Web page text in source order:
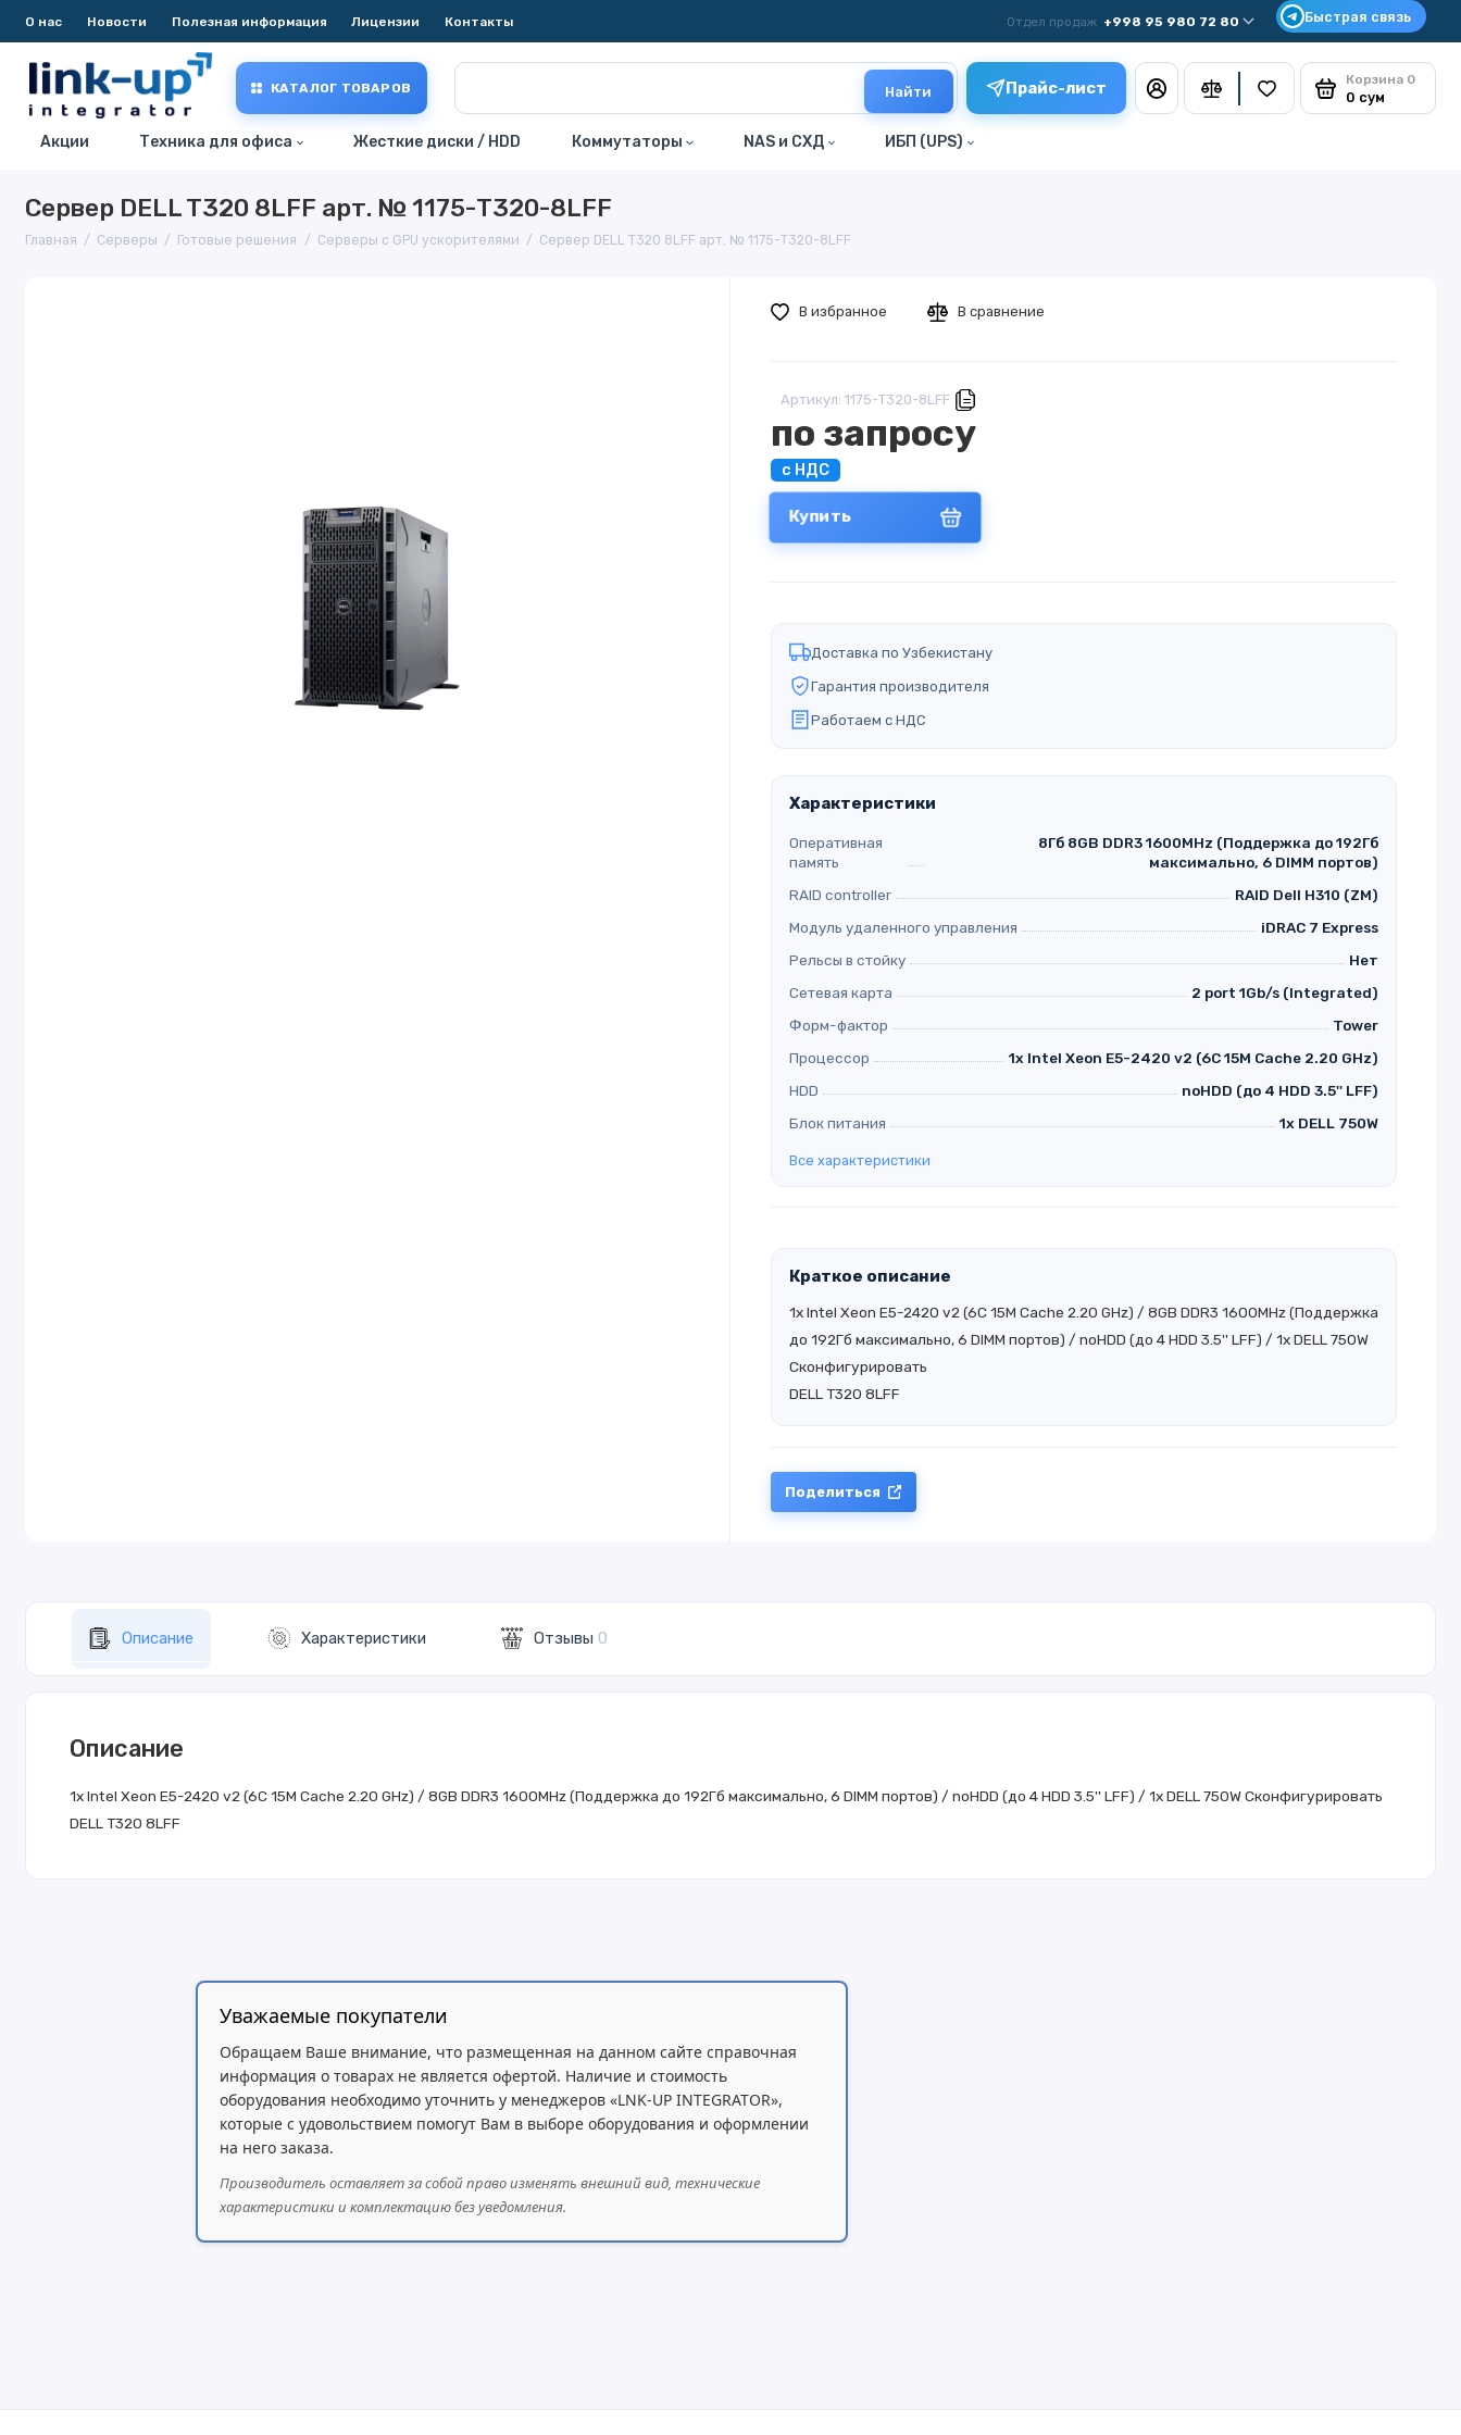
О нас Новости Полезная информация Лицензии Контакты Отдел продаж +998 95 980 72 80
КАТАЛОГ ТОВАРОВ Найти Прайс-лист Корзина 0
0 сум
Акции Техника для офиса Жесткие диски / HDD Коммутаторы NAS и СХД ИБП (UPS)
Сервер DELL T320 8LFF арт. № 1175-T320-8LFF
Главная Серверы Готовые решения Серверы с GPU ускорителями Сервер DELL T320 8LFF арт. № 1175-T320-8LFF
Артикул: 1175-T320-8LFF
по запросу
с НДС
Купить
Доставка по Узбекистану
Гарантия производителя
Работаем с НДС
В избранное В сравнение
Характеристики
Оперативная
память
8Гб 8GB DDR3 1600MHz (Поддержка до 192Гб
максимально, 6 DIMM портов)
RAID controller
RAID Dell H310 (ZM)
Модуль удаленного управления
iDRAC 7 Express
Рельсы в стойку
Нет
Сетевая карта
2 port 1Gb/s (Integrated)
Форм-фактор
Tower
Процессор
1x Intel Xeon E5-2420 v2 (6C 15M Cache 2.20 GHz)
HDD
noHDD (до 4 HDD 3.5'' LFF)
Блок питания
1x DELL 750W
Все характеристики
Краткое описание
1x Intel Xeon E5-2420 v2 (6C 15M Cache 2.20 GHz) / 8GB DDR3 1600MHz (Поддержка
до 192Гб максимально, 6 DIMM портов) / noHDD (до 4 HDD 3.5'' LFF) / 1x DELL 750W
Сконфигурировать
DELL T320 8LFF
Поделиться
Описание Характеристики Отзывы 0
Описание
1x Intel Xeon E5-2420 v2 (6C 15M Cache 2.20 GHz) / 8GB DDR3 1600MHz (Поддержка до 192Гб максимально, 6 DIMM портов) / noHDD (до 4 HDD 3.5'' LFF) / 1x DELL 750WСконфигурировать
DELL T320 8LFF
Уважаемые покупатели
Обращаем Ваше внимание, что размещенная на данном сайте справочная
информация о товарах не является офертой. Наличие и стоимость
оборудования необходимо уточнить у менеджеров «LNK-UP INTEGRATOR»,
которые с удовольствием помогут Вам в выборе оборудования и оформлении
на него заказа.
Производитель оставляет за собой право изменять внешний вид, технические
характеристики и комплектацию без уведомления.